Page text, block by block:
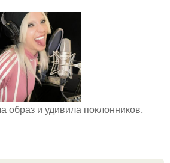
образ и удивила поклонников.